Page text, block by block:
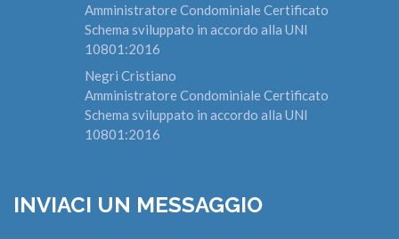
Amministratore Condominiale Certificato
Schema sviluppato in accordo alla UNI
10801:2016
Negri Cristiano
Amministratore Condominiale Certificato
Schema sviluppato in accordo alla UNI
10801:2016
INVIACI UN MESSAGGIO